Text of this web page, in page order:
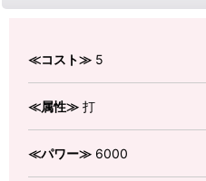
≪コスト≫ 5
≪属性≫ 打
≪パワー≫ 6000